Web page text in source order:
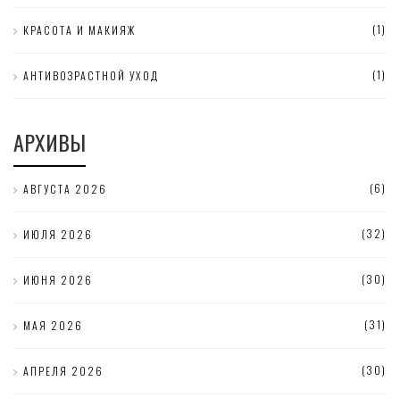
КРАСОТА И МАКИЯЖ (1)
АНТИВОЗРАСТНОЙ УХОД (1)
АРХИВЫ
АВГУСТА 2026 (6)
ИЮЛЯ 2026 (32)
ИЮНЯ 2026 (30)
МАЯ 2026 (31)
АПРЕЛЯ 2026 (30)